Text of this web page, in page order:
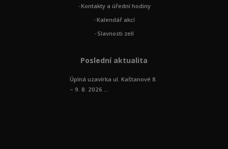
Kontakty a úřední hodiny
Kalendář akcí
Slavnosti zelí
Poslední aktualita
Úplná uzavírka ul. Kaštanové 8.
– 9. 8. 2026 ...